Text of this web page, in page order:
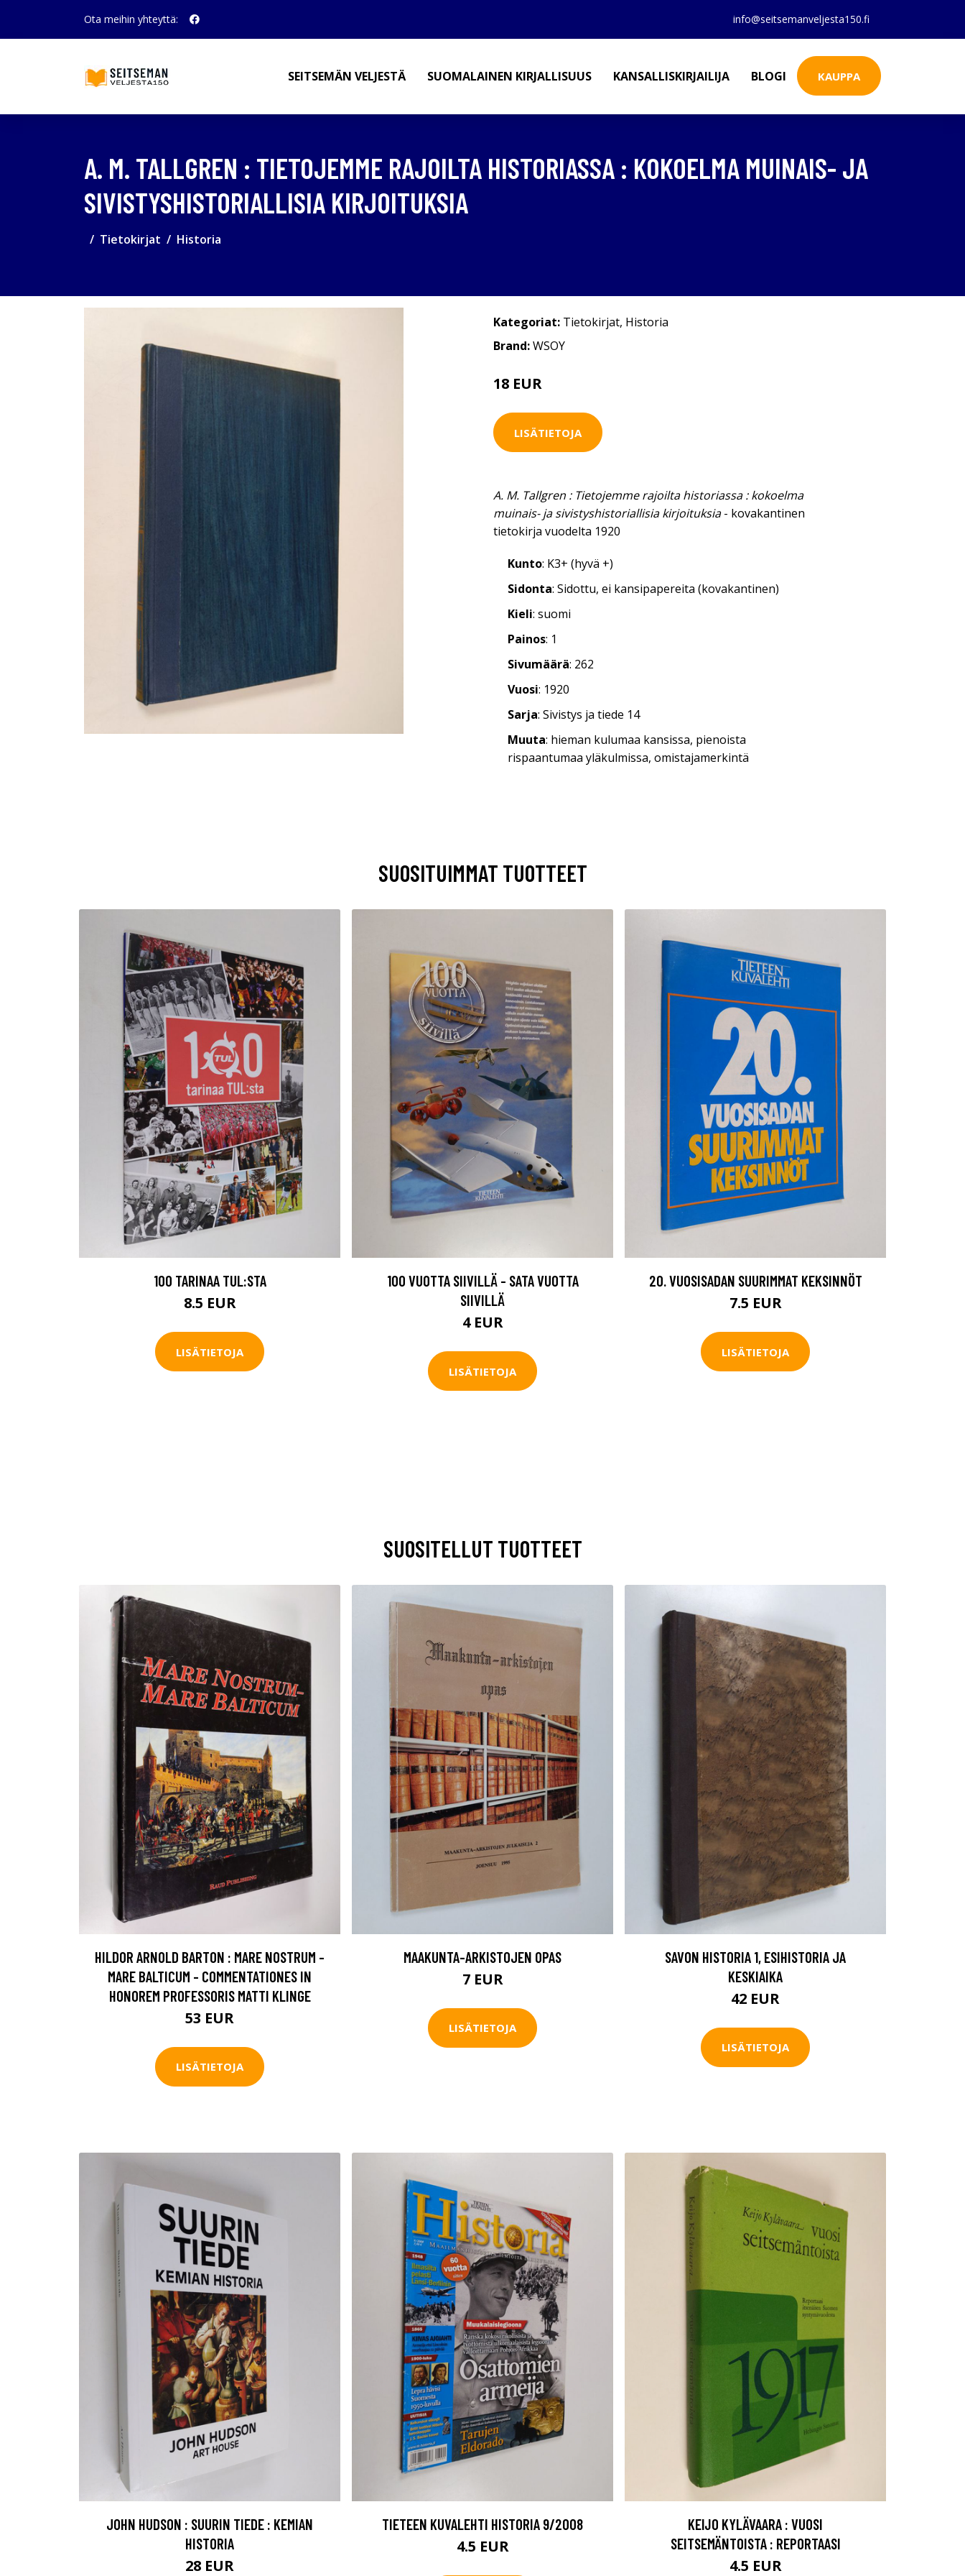
Ota meihin yhteyttä: info@seitsemanveljesta150.fi
SEITSEMÄN VELJESTÄ SUOMALAINEN KIRJALLISUUS KANSALLISKIRJAILIJA BLOGI KAUPPA
A. M. TALLGREN : TIETOJEMME RAJOILTA HISTORIASSA : KOKOELMA MUINAIS- JA
SIVISTYSHISTORIALLISIA KIRJOITUKSIA
Tietokirjat Historia
Kategoriat: Tietokirjat, Historia
Brand:WSOY
18 EUR
LISÄTIETOJA
A. M. Tallgren : Tietojemme rajoilta historiassa : kokoelma
muinais- ja sivistyshistoriallisia kirjoituksia- kovakantinen
tietokirja vuodelta 1920
Kunto: K3+ (hyvä +)
Sidonta: Sidottu, ei kansipapereita (kovakantinen)
Kieli: suomi
Painos: 1
Sivumäärä: 262
Vuosi: 1920
Sarja: Sivistys ja tiede 14
Muuta: hieman kulumaa kansissa, pienoista
rispaantumaa yläkulmissa, omistajamerkintä
SUOSITUIMMAT TUOTTEET
100 TARINAA TUL:STA
8.5 EUR
LISÄTIETOJA
100 VUOTTA SIIVILLÄ - SATA VUOTTA
SIIVILLÄ
4 EUR
LISÄTIETOJA
20. VUOSISADAN SUURIMMAT KEKSINNÖT
7.5 EUR
LISÄTIETOJA
SUOSITELLUT TUOTTEET
HILDOR ARNOLD BARTON : MARE NOSTRUM -
MARE BALTICUM - COMMENTATIONES IN
HONOREM PROFESSORIS MATTI KLINGE
53 EUR
LISÄTIETOJA
MAAKUNTA-ARKISTOJEN OPAS
7 EUR
LISÄTIETOJA
SAVON HISTORIA 1, ESIHISTORIA JA
KESKIAIKA
42 EUR
LISÄTIETOJA
JOHN HUDSON : SUURIN TIEDE : KEMIAN
HISTORIA
28 EUR
TIETEEN KUVALEHTI HISTORIA 9/2008
4.5 EUR
KEIJO KYLÄVAARA : VUOSI
SEITSEMÄNTOISTA : REPORTAASI
4.5 EUR